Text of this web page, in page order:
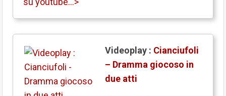
Videoplay : Cianciufoli
– Dramma giocoso in
due atti